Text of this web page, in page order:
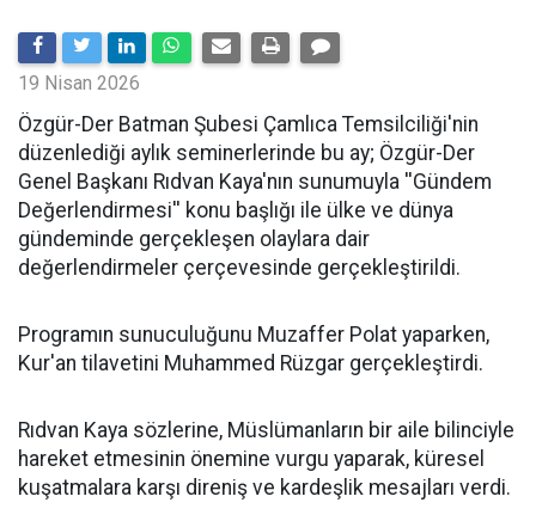
19 Nisan 2026
​Özgür-Der Batman Şubesi Çamlıca Temsilciliği'nin
düzenlediği aylık seminerlerinde bu ay; Özgür-Der
Genel Başkanı Rıdvan Kaya'nın sunumuyla ''Gündem
Değerlendirmesi'' konu başlığı ile ülke ve dünya
gündeminde gerçekleşen olaylara dair
değerlendirmeler çerçevesinde gerçekleştirildi.
Programın sunuculuğunu Muzaffer Polat yaparken,
Kur'an tilavetini Muhammed Rüzgar gerçekleştirdi.
Rıdvan Kaya sözlerine, Müslümanların bir aile bilinciyle
hareket etmesinin önemine vurgu yaparak, küresel
kuşatmalara karşı direniş ve kardeşlik mesajları verdi.